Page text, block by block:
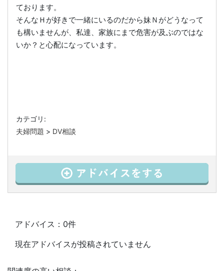
ております。
そんなＨが好きで一緒にいるのだから妹Ｎがどうなって
も構いませんが、私達、家族にまで危害が及ぶのではな
いか？と心配になっています。
カテゴリ:
夫婦問題 > DV相談
アドバイス：0件
現在アドバイスが投稿されていません